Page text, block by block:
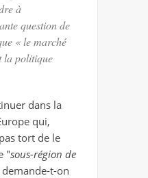
à
question de
« le marché
la politique
dans la
qui,
tort de le
"sous-région de
t-on